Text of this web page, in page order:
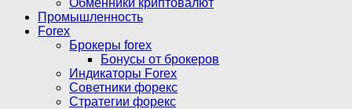
Обменники криптовалют
Промышленность
Forex
Брокеры forex
Бонусы от брокеров
Индикаторы Forex
Советники форекс
Стратегии форекс